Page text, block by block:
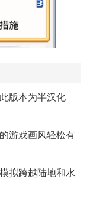
版本为半汉化
游戏画风轻松有
拟跨越陆地和水